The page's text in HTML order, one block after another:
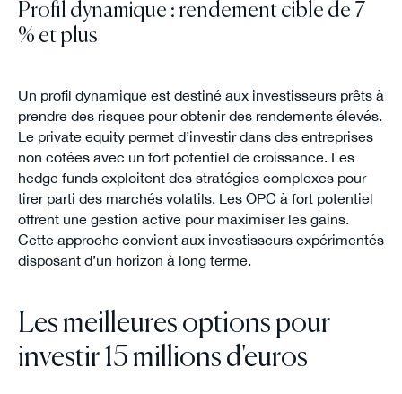
Profil dynamique : rendement cible de 7
% et plus
Un profil dynamique est destiné aux investisseurs prêts à
prendre des risques pour obtenir des rendements élevés.
Le private equity permet d’investir dans des entreprises
non cotées avec un fort potentiel de croissance. Les
hedge funds exploitent des stratégies complexes pour
tirer parti des marchés volatils. Les OPC à fort potentiel
offrent une gestion active pour maximiser les gains.
Cette approche convient aux investisseurs expérimentés
disposant d’un horizon à long terme.
Les meilleures options pour
investir 15 millions d'euros